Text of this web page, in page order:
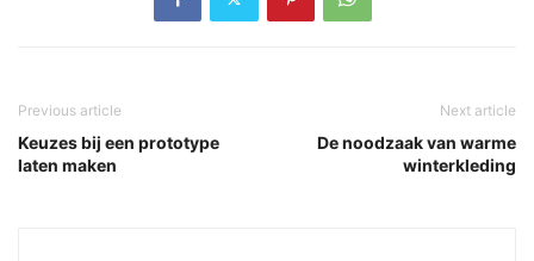
Previous article
Keuzes bij een prototype
laten maken
Next article
De noodzaak van warme
winterkleding